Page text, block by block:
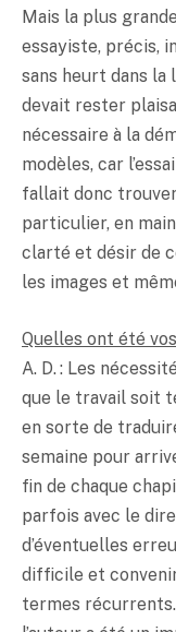
Mais la plus
essayiste, précis,
sans heurt dans la
devait rester
nécessaire à la
modèles, car
fallait donc
particulier, en
clarté et désir de
les images et
Quelles ont été
A. D. : Les
que le travail soit
en sorte de
semaine pour
fin de chaque
parfois avec le
d’éventuelles
difficile et
termes